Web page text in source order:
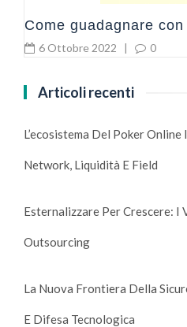
Come guadagnare
6 Ottobre 2022 | 0
Articoli recenti
L’ecosistema Del Poker
Network, Liquidità E Field
Esternalizzare Per Crescere: I
Outsourcing
La Nuova Frontiera Della
E Difesa Tecnologica